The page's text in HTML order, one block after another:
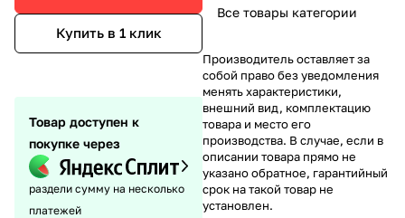
Купить в 1 клик
Товар доступен к
покупке через
раздели сумму на несколько
платежей
Все товары категории
Производитель оставляет за
собой право без уведомления
менять характеристики,
внешний вид, комплектацию
товара и место его
производства. В случае, если в
описании товара прямо не
указано обратное, гарантийный
срок на такой товар не
установлен.